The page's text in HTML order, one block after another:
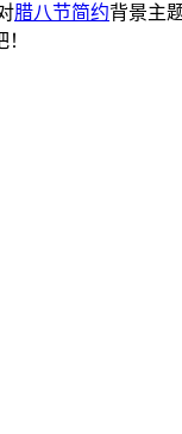
腊八节简约背景主